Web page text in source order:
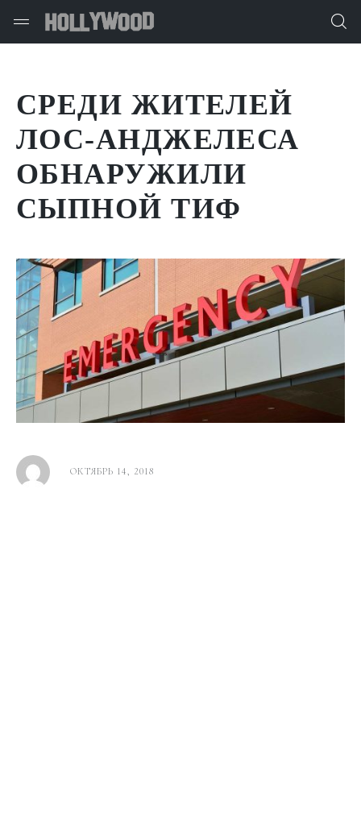
СРЕДИ ЖИТЕЛЕЙ
ЛОС-АНДЖЕЛЕСА
ОБНАРУЖИЛИ
СЫПНОЙ ТИФ
ОКТЯБРЬ 14, 2018